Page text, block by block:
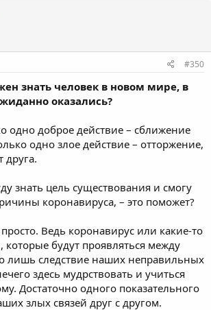
#350
знать человек в новом мире, в
оказались?
одно доброе действие – сближение
одно злое действие – отторжение,
друга.
знать цель существования и смогу
коронавируса, – это поможет?
Ведь коронавирус или какие-то
будут проявляться между
лишь следствие наших неправильных
здесь мудрствовать и учиться
Достаточно одного показательного
злых связей друг с другом.